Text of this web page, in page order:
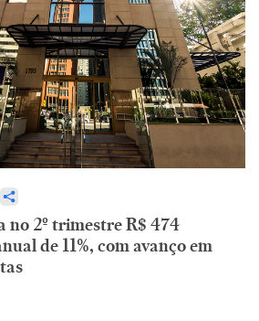
no 2º trimestre R$ 474
de 11%, com avanço em